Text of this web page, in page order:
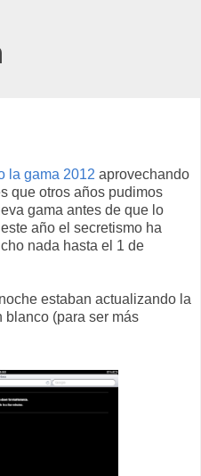
la gama 2012 aprovechando
que otros años pudimos
gama antes de que lo
año el secretismo ha
nada hasta el 1 de
estaban actualizando la
blanco (para ser más